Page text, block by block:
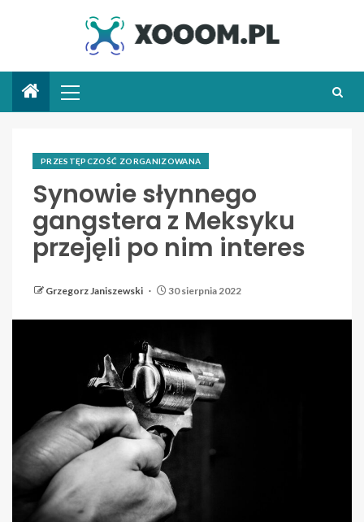
PRZESTĘPCZOŚĆ ZORGANIZOWANA
Synowie słynnego
gangstera z Meksyku
przejęli po nim interes
Grzegorz Janiszewski 30 sierpnia 2022